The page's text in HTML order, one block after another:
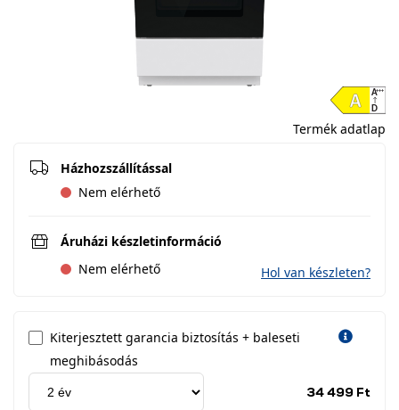
Termék adatlap
Házhozszállítással
Nem elérhető
Áruházi készletinformáció
Nem elérhető
Hol van készleten?
Kiterjesztett garancia biztosítás + baleseti
meghibásodás
34 499 Ft